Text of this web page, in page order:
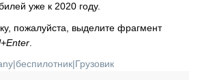
уже к 2020 году.
пожалуйста, выделите фрагмент
|беспилотник|Грузовик